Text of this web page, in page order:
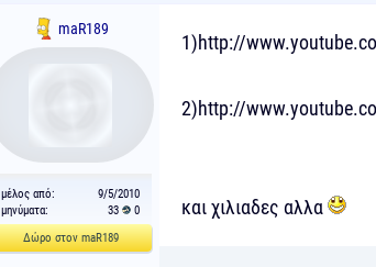
maR189
μέλος από:
9/5/2010
μηνύματα:
33
0
Δώρο στον maR189
1)http://
2)http://
και χιλιαδες αλλα